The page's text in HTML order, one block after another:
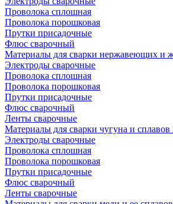
Проволока сплошная
Проволока порошковая
Прутки присадочные
Флюс сварочный
Материалы для сварки нержавеющих и
Электроды сварочные
Проволока сплошная
Проволока порошковая
Прутки присадочные
Флюс сварочный
Ленты сварочные
Материалы для сварки чугуна и сплавов
Электроды сварочные
Проволока сплошная
Проволока порошковая
Прутки присадочные
Флюс сварочный
Ленты сварочные